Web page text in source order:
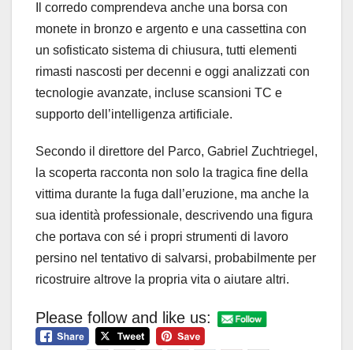
Il corredo comprendeva anche una borsa con
monete in bronzo e argento e una cassettina con
un sofisticato sistema di chiusura, tutti elementi
rimasti nascosti per decenni e oggi analizzati con
tecnologie avanzate, incluse scansioni TC e
supporto dell’intelligenza artificiale.
Secondo il direttore del Parco, Gabriel Zuchtriegel,
la scoperta racconta non solo la tragica fine della
vittima durante la fuga dall’eruzione, ma anche la
sua identità professionale, descrivendo una figura
che portava con sé i propri strumenti di lavoro
persino nel tentativo di salvarsi, probabilmente per
ricostruire altrove la propria vita o aiutare altri.
Please follow and like us: